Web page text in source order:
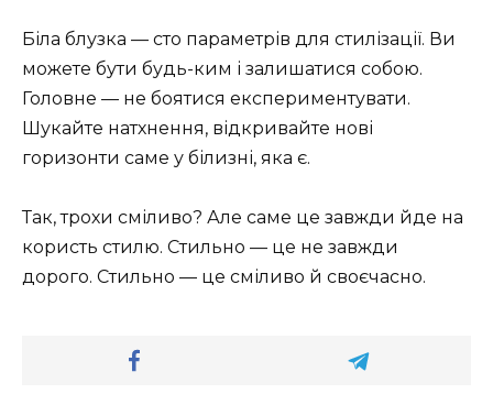
Біла блузка — сто параметрів для стилізації. Ви
можете бути будь-ким і залишатися собою.
Головне — не боятися експериментувати.
Шукайте натхнення, відкривайте нові
горизонти саме у білизні, яка є.
Так, трохи сміливо? Але саме це завжди йде на
користь стилю. Стильно — це не завжди
дорого. Стильно — це сміливо й своєчасно.